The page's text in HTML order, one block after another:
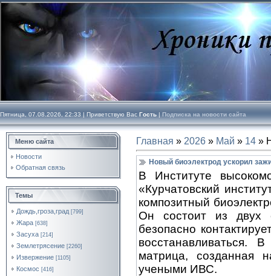
Пятница, 07.08.2026, 22:33 | Приветствую Вас Гость | Подписка на новости сайта
Меню сайта
Новости
Обратная связь
Темы
Дождь,гроза,град [799]
Жара [638]
Засуха [214]
Землетрясение [2260]
Извержение [1105]
Космос [416]
Главная » 2026 » Май » 14 »
Новый биоэлектрод ускорил
В Институте
«Курчатовский
композитный
Он состоит из двух
безопасно
восстанавливаться.
матрица, созданная
учеными ИВС.